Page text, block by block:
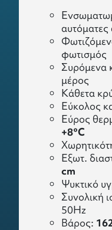
αυτόματες
φωτισμός
Συρόμενα
μέρος
Κάθετα
Εύκολος
Εύρος
+8°C
Εξωτ.
cm
Ψυκτικό
Συνολική
50Hz
Bάρος: